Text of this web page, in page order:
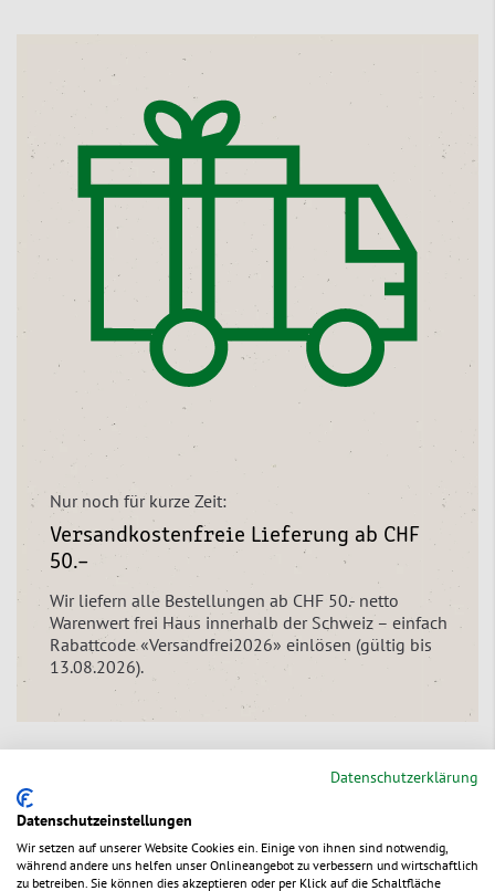
Nur noch für kurze Zeit:
Versandkostenfreie Lieferung ab CHF
50.–
Wir liefern alle Bestellungen ab CHF 50.- netto
Warenwert frei Haus innerhalb der Schweiz – einfach
Rabattcode «Versandfrei2026» einlösen (gültig bis
13.08.2026).
Das könnte Sie auch interessieren
Datenschutzerklärung
Datenschutzeinstellungen
Wir setzen auf unserer Website Cookies ein. Einige von ihnen sind notwendig,
während andere uns helfen unser Onlineangebot zu verbessern und wirtschaftlich
zu betreiben. Sie können dies akzeptieren oder per Klick auf die Schaltfläche